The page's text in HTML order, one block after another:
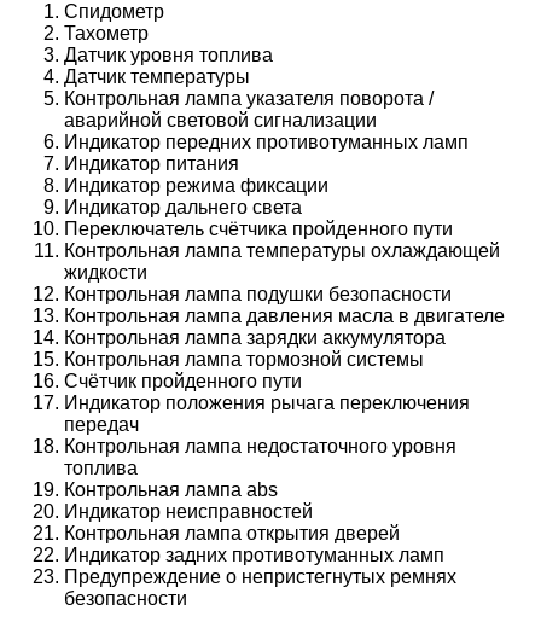
Спидометр
Тахометр
Датчик уровня топлива
Датчик температуры
Контрольная лампа указателя поворота /
аварийной световой сигнализации
Индикатор передних противотуманных ламп
Индикатор питания
Индикатор режима фиксации
Индикатор дальнего света
Переключатель счётчика пройденного пути
Контрольная лампа температуры охлаждающей
жидкости
Контрольная лампа подушки безопасности
Контрольная лампа давления масла в двигателе
Контрольная лампа зарядки аккумулятора
Контрольная лампа тормозной системы
Счётчик пройденного пути
Индикатор положения рычага переключения
передач
Контрольная лампа недостаточного уровня
топлива
Контрольная лампа abs
Индикатор неисправностей
Контрольная лампа открытия дверей
Индикатор задних противотуманных ламп
Предупреждение о непристегнутых ремнях
безопасности